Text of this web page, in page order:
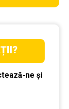
ne și